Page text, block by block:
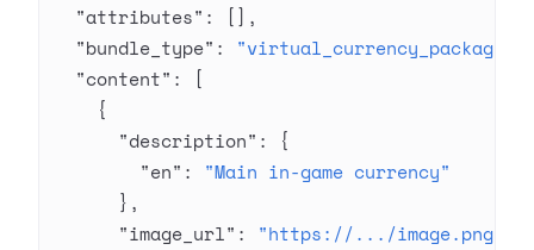
  "attributes"
: [],
  "bundle_type"
: "virtual_currency_package"
  "content"
: [
    {
      "description"
: {
        "en"
: "Main in-game currency"
      },
      "image_url"
: "https://.../image.png"